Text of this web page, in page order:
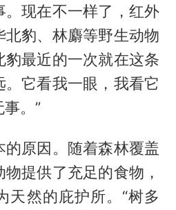
。现在不一样了，红外
豹、林麝等野生动物
豹最近的一次就在这条
它看我一眼，我看它
。”
原因。随着森林覆盖
提供了充足的食物，
天然的庇护所。“树多